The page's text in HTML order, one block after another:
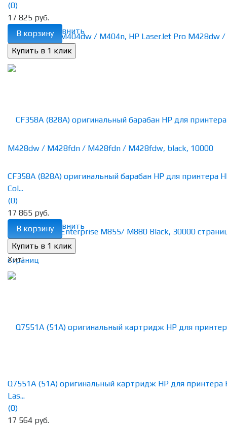
избранное сравнить
(0)
17 825 руб.
В корзину
избранное сравнить
CF358A (828A) оригинальный барабан HP для принтера
Col...
(0)
17 865 руб.
В корзину
Хит!
Q7551A (51A) оригинальный картридж HP для принтера
Las...
(0)
17 564 руб.